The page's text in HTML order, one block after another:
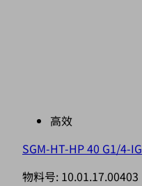
高效
SGM-HT-HP 40 G1/4-IG
物料号: 10.01.17.00403